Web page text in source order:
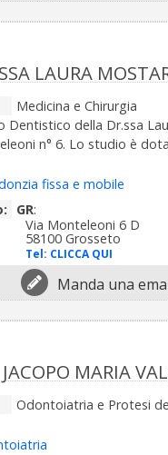
LAURA
Medicina e Chirurgia
Dentistico della Dr.ssa
n° 6. Lo studio è
fissa e mobile
GR:
Via Monteleoni 6 D
58100 Grosseto
Tel: CLICCA QUI
Manda una
MARIA
Odontoiatria e Protesi